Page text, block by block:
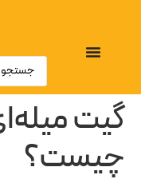
گیت
چیست؟